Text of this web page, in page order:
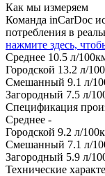
Как мы измеряем
Команда inCarDoc
потребления в
нажмите здесь,
Среднее 10.5 л/
Городской 13.2 л/
Смешанный 9.1 л/
Загородный 7.5 л/
Спецификация
Среднее -
Городской 9.2 л/
Смешанный 7.1 л/
Загородный 5.9 л/
Технические